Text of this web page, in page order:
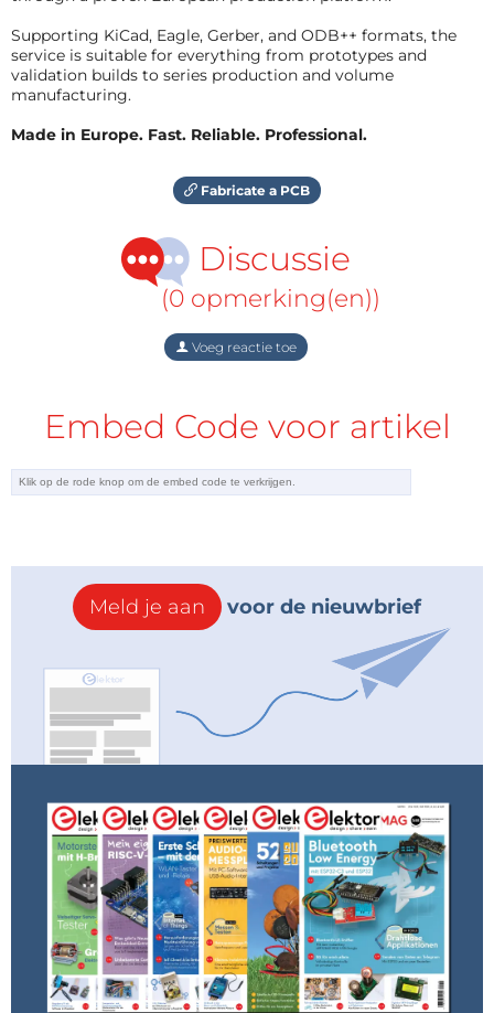
Supporting KiCad, Eagle, Gerber, and ODB++ formats, the
service is suitable for everything from prototypes and
validation builds to series production and volume
manufacturing.
Made in Europe. Fast. Reliable. Professional.
Fabricate a PCB
Discussie
(0 opmerking(en))
Voeg reactie toe
Embed Code voor artikel
Meld je aan voor de nieuwbrief